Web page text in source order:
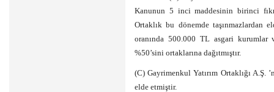
Kanunun 5 inci maddesinin birinci
Ortaklık bu dönemde taşınmazlardan
oranında 500.000 TL asgari kurumlar
%50’sini ortaklarına dağıtmıştır.
(C) Gayrimenkul Yatırım Ortaklığı A.Ş.
elde etmiştir.